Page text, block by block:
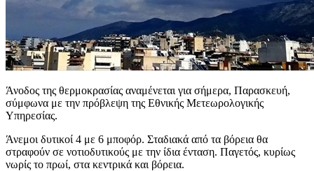
Άνοδος της θερμοκρασίας αναμένεται για σήμερα, Παρασκευή,
σύμφωνα με την πρόβλεψη της Εθνικής Μετεωρολογικής
Υπηρεσίας.
Άνεμοι δυτικοί 4 με 6 μποφόρ. Σταδιακά από τα βόρεια θα
στραφούν σε νοτιοδυτικούς με την ίδια ένταση. Παγετός, κυρίως
νωρίς το πρωί, στα κεντρικά και βόρεια.